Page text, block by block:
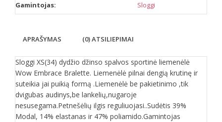
Gamintojas: Sloggi
APRAŠYMAS (0) ATSILIEPIMAI
Sloggi XS(34) dydžio džinso spalvos sportinė liemenėlė
Wow Embrace Bralette. Liemenėlė pilnai dengią krutinę ir
suteikia jai puikią formą .Liemenėlė be pakietinimo ,tik
dvigubas audinys,be lankelių,nugaroje
nesusegama.Petnešėlių ilgis reguliuojasi..Sudėtis 39%
Modal, 14% elastanas ir 47% poliamido.Gamintojas